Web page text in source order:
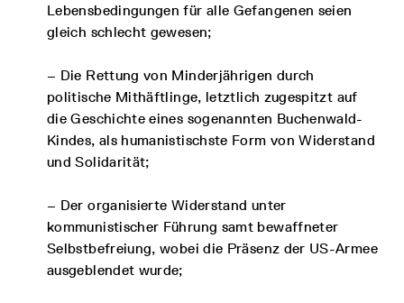
Lebensbedingungen für alle Gefangenen seien
gleich schlecht gewesen;
– Die Rettung von Minderjährigen durch
politische Mithäftlinge, letztlich zugespitzt auf
die Geschichte eines sogenannten Buchenwald-
Kindes, als humanistischste Form von Widerstand
und Solidarität;
– Der organisierte Widerstand unter
kommunistischer Führung samt bewaffneter
Selbstbefreiung, wobei die Präsenz der US-Armee
ausgeblendet wurde;